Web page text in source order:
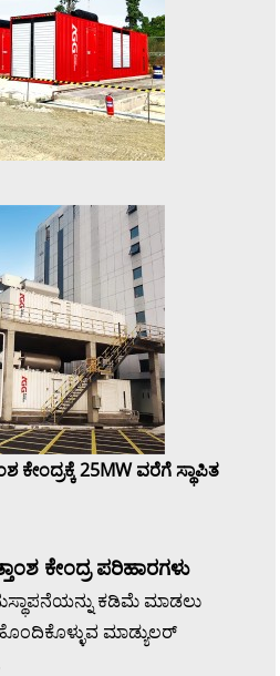
25MW ವರೆಗೆ ಸ್ಥಾಪಿತ
ಕೇಂದ್ರ ಪರಿಹಾರಗಳು
ಕಡಿಮೆ ಮಾಡಲು
ಮಾಡ್ಯುಲರ್